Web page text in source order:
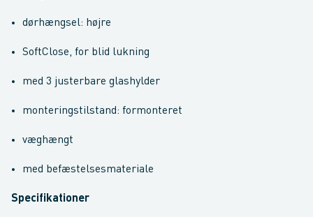
dørhængsel: højre
SoftClose, for blid lukning
med 3 justerbare glashylder
monteringstilstand: formonteret
væghængt
med befæstelsesmateriale
Specifikationer